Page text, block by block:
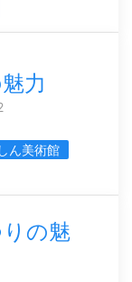
力
ん美術館
の魅